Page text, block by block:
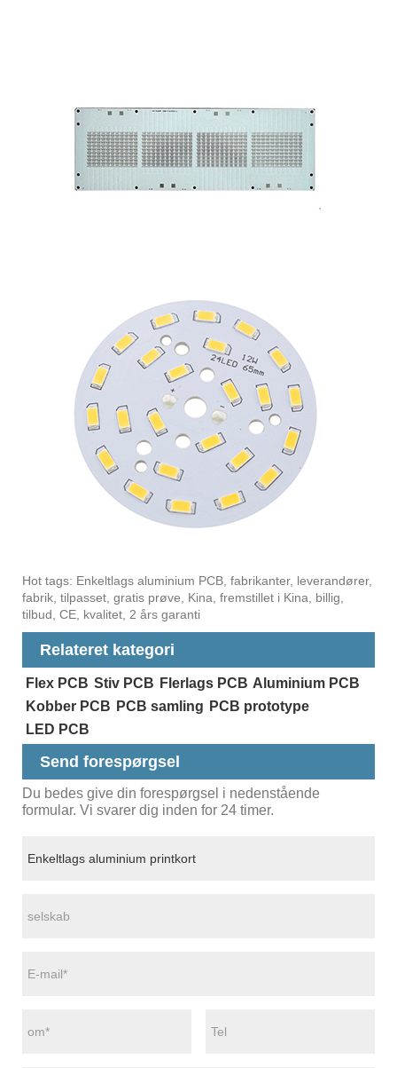
Hot tags: Enkeltlags aluminium PCB, fabrikanter, leverandører,
fabrik, tilpasset, gratis prøve, Kina, fremstillet i Kina, billig,
tilbud, CE, kvalitet, 2 års garanti
Relateret kategori
Flex PCB Stiv PCB Flerlags PCB Aluminium PCB
Kobber PCB PCB samling PCB prototype
LED PCB
Send forespørgsel
Du bedes give din forespørgsel i nedenstående
formular. Vi svarer dig inden for 24 timer.